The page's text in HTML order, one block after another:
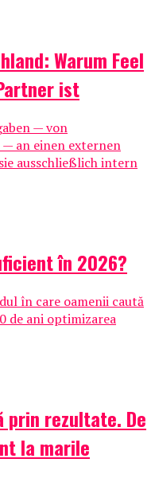
Warum Feel
ist
— von
an einen externen
ausschließlich intern
în 2026?
în care oamenii caută
de ani optimizarea
rezultate. De
la marile